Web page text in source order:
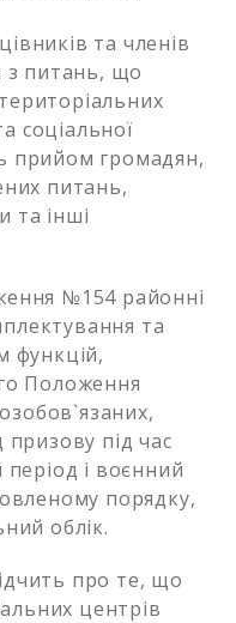
та членів
з питань, що
соціальної
прийом громадян,
питань,
та інші
№154 районні
та
функцій,
Положення
призову під час
період і воєнний
порядку,
облік.
про те, що
центрів